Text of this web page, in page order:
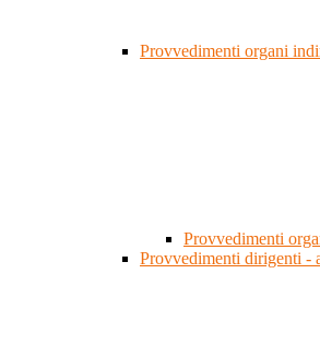
Provvedimenti organi
Provvedimenti
Provvedimenti dirigenti -